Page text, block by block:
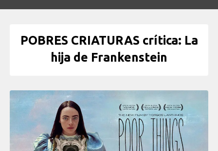
POBRES CRIATURAS crítica: La
hija de Frankenstein